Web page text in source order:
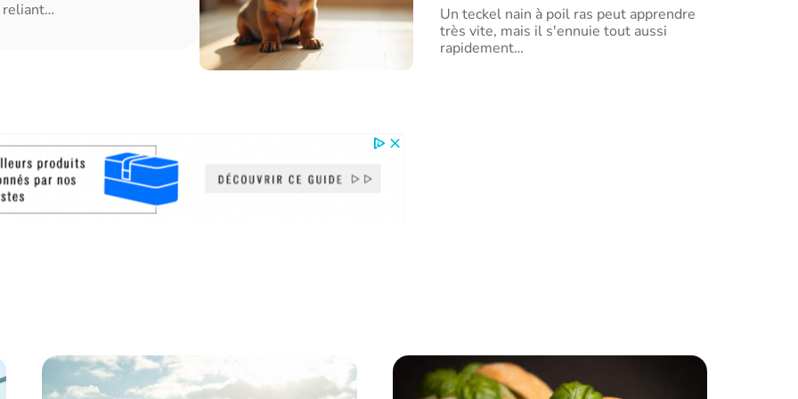
reliant…
Un teckel nain à poil ras peut apprendre
très vite, mais il s'ennuie tout aussi
rapidement…